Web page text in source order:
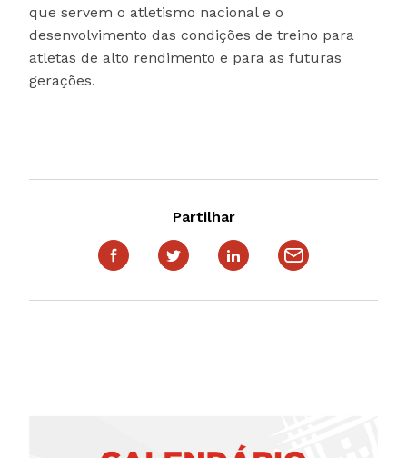
que servem o atletismo nacional e o
desenvolvimento das condições de treino para
atletas de alto rendimento e para as futuras
gerações.
Partilhar